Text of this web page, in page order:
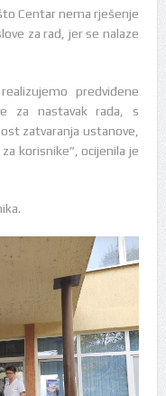
Centar nema rješenje
za rad, jer se nalaze
predviđene
za nastavak rada, s
zatvaranja ustanove,
korisnike”, ocijenila je